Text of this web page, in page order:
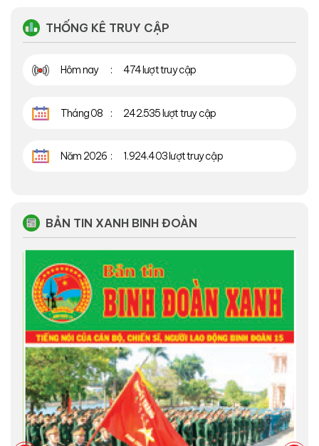
THỐNG KÊ TRUY CẬP
Hôm nay 474 lượt truy cập
Tháng 08 242.535 lượt truy cập
Năm 2026 1.924.403 lượt truy cập
BẢN TIN XANH BINH ĐOÀN